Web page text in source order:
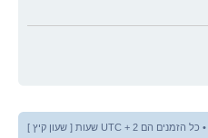
• כל הזמנים הם UTC + 2 שעות [ שעון קיץ ]